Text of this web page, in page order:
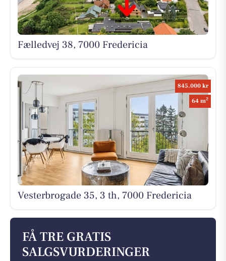
Fælledvej 38, 7000 Fredericia
845.000 kr
64 m2
Vesterbrogade 35, 3 th, 7000 Fredericia
FÅ TRE GRATIS
SALGSVURDERINGER